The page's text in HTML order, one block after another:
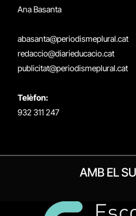
Ana Basanta
abasanta@periodismeplural.cat
redaccio@diarieducacio.cat
publicitat@periodismeplural.cat
Telèfon:
932 311 247
AMB EL